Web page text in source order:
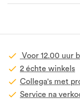
Voor 12.00 uur
2 échte winkels
Collega's met
Service na